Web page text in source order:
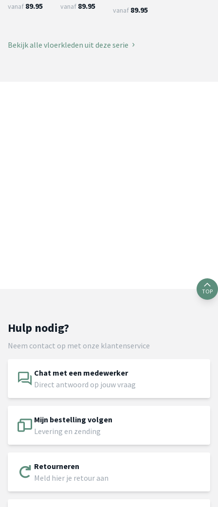
vanaf 89.95 vanaf 89.95 vanaf 89.95
Bekijk alle vloerkleden uit deze serie
TOP
Hulp nodig?
Neem contact op met onze klantenservice
Chat met een medewerker
Direct antwoord op jouw vraag
Mijn bestelling volgen
Levering en zending
Retourneren
Meld hier je retour aan